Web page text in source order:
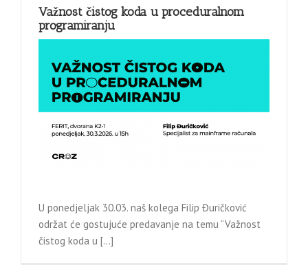
Važnost čistog koda u proceduralnom
programiranju
U ponedjeljak 30.03. naš kolega Filip Đuričković
održat će gostujuće predavanje na temu “Važnost
čistog koda u […]